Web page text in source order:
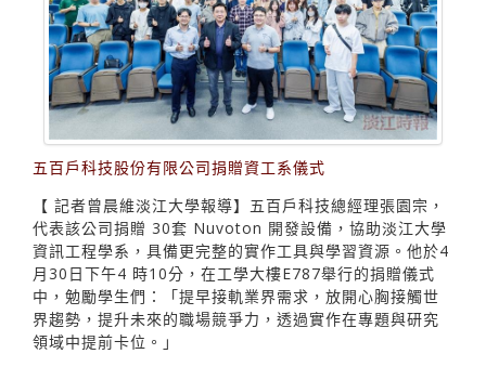
五百戶科技股份有限公司捐贈資工系儀式
【 記者曾晨維淡江大學報導】五百戶科技總經理張園宗，
代表該公司捐贈 30套 Nuvoton 開發設備，協助淡江大學
資訊工程學系，具備更完整的實作工具與學習資源。他於4
月30日下午4 時10分，在工學大樓E787舉行的捐贈儀式
中，勉勵學生們：「提早接軌業界需求，放開心胸接觸世
界趨勢，提升未來的職場競爭力，透過實作在專題與研究
領域中提前卡位。」